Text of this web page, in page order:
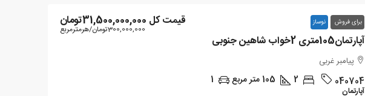
برای فروش نوساز
آپارتمان105متری 2خواب شاهین جنوبی
قیمت کل 31,500,000,000تومان
300,000,000تومان /هرمترمربع
پیامبر غربی
040704
2
105 متر مربع 1
آپارتمان